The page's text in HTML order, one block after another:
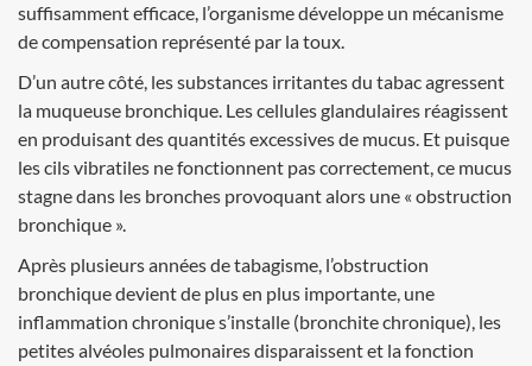
suffisamment efficace, l’organisme développe un mécanisme
de compensation représenté par la toux.
D’un autre côté, les substances irritantes du tabac agressent
la muqueuse bronchique. Les cellules glandulaires réagissent
en produisant des quantités excessives de mucus. Et puisque
les cils vibratiles ne fonctionnent pas correctement, ce mucus
stagne dans les bronches provoquant alors une « obstruction
bronchique ».
Après plusieurs années de tabagisme, l’obstruction
bronchique devient de plus en plus importante, une
inflammation chronique s’installe (bronchite chronique), les
petites alvéoles pulmonaires disparaissent et la fonction